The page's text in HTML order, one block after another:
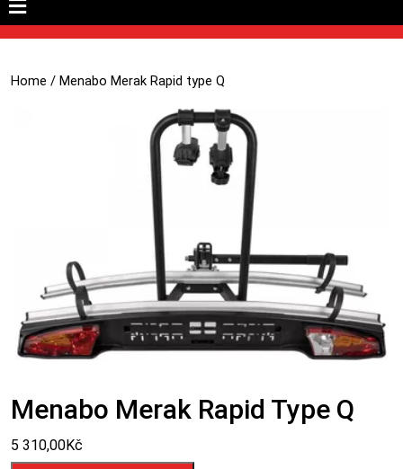
Home / Menabo Merak Rapid type Q
Menabo Merak Rapid Type Q
5 310,00Kč